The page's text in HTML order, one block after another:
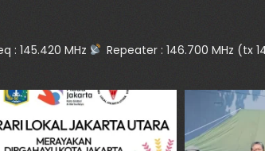
: 145.420 MHz Repeater : 146.700 MHz (tx